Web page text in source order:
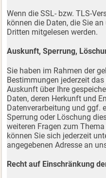
Wenn die SSL- bzw. TLS-
können die Daten, die Sie
Dritten mitgelesen werden.
Auskunft, Sperrung,
Sie haben im Rahmen der
Bestimmungen jederzeit
Auskunft über Ihre
Daten, deren Herkunft und
Datenverarbeitung und ggf.
Sperrung oder Löschung
weiteren Fragen zum
können Sie sich jederzeit
angegebenen Adresse an
Recht auf Einschränkung